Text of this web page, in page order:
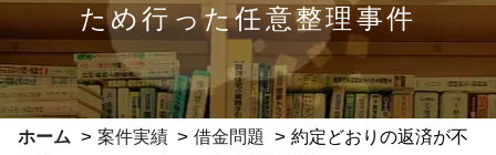
プ
ため行った任意整理事件
ホーム > 案件実績 > 借金問題 > 約定どおりの返済が不